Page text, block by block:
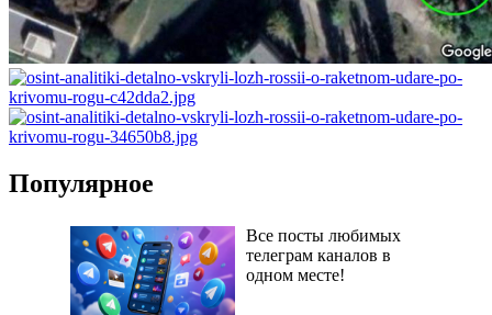
Популярное
Все посты любимых
телеграм каналов в
одном месте!